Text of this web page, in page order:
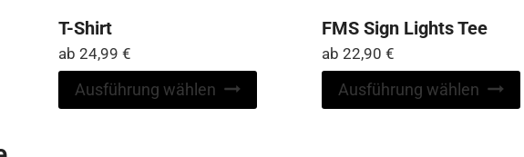
T-Shirt
ab 24,99 €
Ausführung wählen
Produkt
FMS Sign Lights Tee
ab 22,90 €
Ausführung wählen